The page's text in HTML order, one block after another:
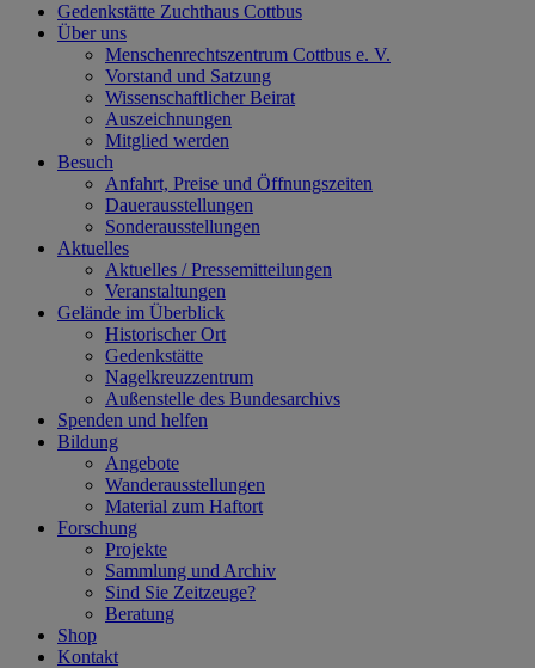
Gedenkstätte Zuchthaus Cottbus
Über uns
Menschenrechtszentrum Cottbus e. V.
Vorstand und Satzung
Wissenschaftlicher Beirat
Auszeichnungen
Mitglied werden
Besuch
Anfahrt, Preise und Öffnungszeiten
Dauerausstellungen
Sonderausstellungen
Aktuelles
Aktuelles / Pressemitteilungen
Veranstaltungen
Gelände im Überblick
Historischer Ort
Gedenkstätte
Nagelkreuzzentrum
Außenstelle des Bundesarchivs
Spenden und helfen
Bildung
Angebote
Wanderausstellungen
Material zum Haftort
Forschung
Projekte
Sammlung und Archiv
Sind Sie Zeitzeuge?
Beratung
Shop
Kontakt